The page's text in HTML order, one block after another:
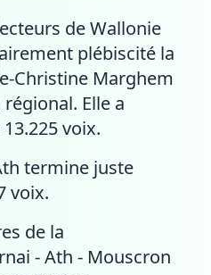
de Wallonie
plébiscité la
Christine Marghem
Elle a
voix.
termine juste
voix.
de la
- Ath - Mouscron